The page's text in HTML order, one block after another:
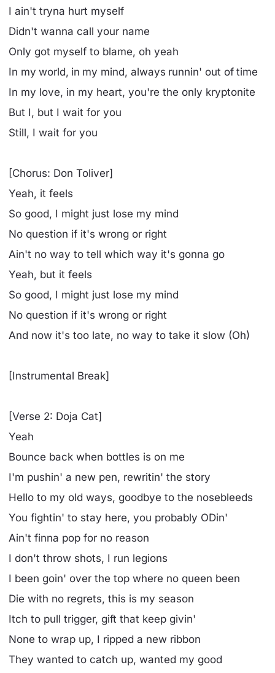
I ain't tryna hurt myself
Didn't wanna call your name
Only got myself to blame, oh yeah
In my world, in my mind, always runnin' out of time
In my love, in my heart, you're the only kryptonite
But I, but I wait for you
Still, I wait for you
[Chorus: Don Toliver]
Yeah, it feels
So good, I might just lose my mind
No question if it's wrong or right
Ain't no way to tell which way it's gonna go
Yeah, but it feels
So good, I might just lose my mind
No question if it's wrong or right
And now it's too late, no way to take it slow (Oh)
[Instrumental Break]
[Verse 2: Doja Cat]
Yeah
Bounce back when bottles is on me
I'm pushin' a new pen, rewritin' the story
Hello to my old ways, goodbye to the nosebleeds
You fightin' to stay here, you probably ODin'
Ain't finna pop for no reason
I don't throw shots, I run legions
I been goin' over the top where no queen been
Die with no regrets, this is my season
Itch to pull trigger, gift that keep givin'
None to wrap up, I ripped a new ribbon
They wanted to catch up, wanted my good